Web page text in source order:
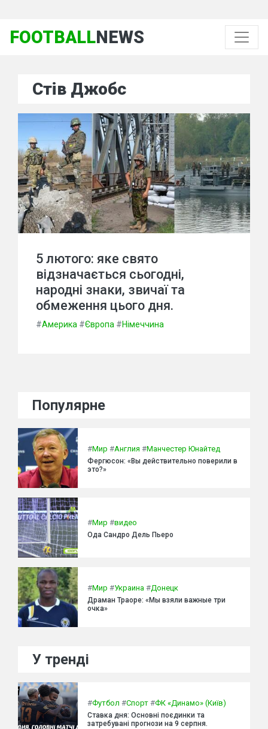
FOOTBALLNEWS
Стів Джобс
5 лютого: яке свято
відзначається сьогодні,
народні знаки, звичаї та
обмеження цього дня.
#Америка #Європа #Німеччина
Популярне
#Мир #Англия #Манчестер Юнайтед
Фергюсон: «Вы действительно поверили в
это?»
#Мир #видео
Ода Сандро Дель Пьеро
#Мир #Украина #Донецк
Драман Траоре: «Мы взяли важные три
очка»
У тренді
#Футбол #Спорт #ФК «Динамо» (Київ)
Ставка дня: Основні поєдинки та
затребувані прогнози на 9 серпня.